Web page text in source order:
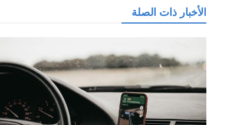
الأخبار ذات الصلة